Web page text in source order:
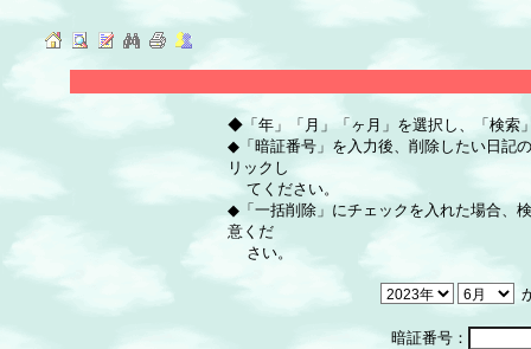
◆「年」「月」「ヶ月」を選択し、「検索
◆「暗証番号」を入力後、削除したい日記
リックし
てください。
◆「一括削除」にチェックを入れた場合、
意くだ
さい。
暗証番号：